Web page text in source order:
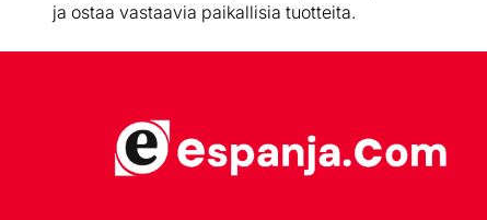
ja ostaa vastaavia paikallisia tuotteita.